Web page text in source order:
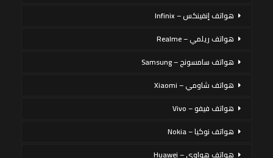
هواتف إنفينكس – Infinix
هواتف ريلمي – Realme
هواتف سامسونج – Samsung
هواتف شاومي – Xiaomi
هواتف فيفو – Vivo
هواتف نوكيا – Nokia
هواتف هواوي – Huawei